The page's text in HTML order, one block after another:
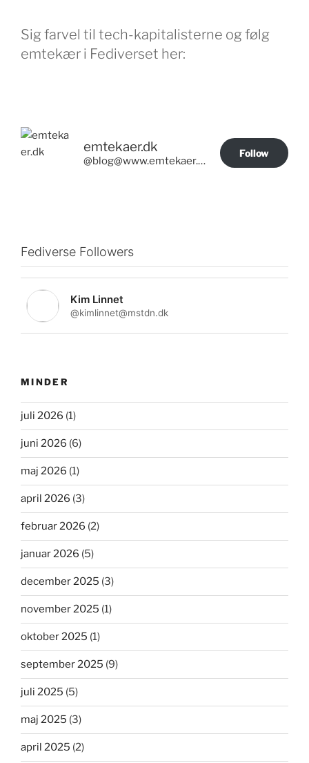
Sig farvel til tech-kapitalisterne og følg
emtekær i Fediverset her:
emtekaer.dk
@blog@www.emtekaer.dk
Follow
Fediverse Followers
Kim Linnet
@kimlinnet@mstdn.dk
MINDER
juli 2026 (1)
juni 2026 (6)
maj 2026 (1)
april 2026 (3)
februar 2026 (2)
januar 2026 (5)
december 2025 (3)
november 2025 (1)
oktober 2025 (1)
september 2025 (9)
juli 2025 (5)
maj 2025 (3)
april 2025 (2)